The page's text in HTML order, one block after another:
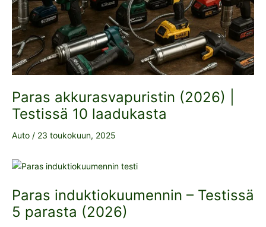
Paras akkurasvapuristin (2026) |
Testissä 10 laadukasta
Auto / 23 toukokuun, 2025
Paras induktiokuumennin – Testissä
5 parasta (2026)